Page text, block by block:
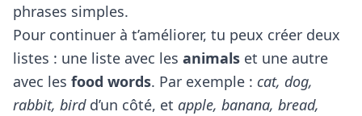
phrases simples.
Pour continuer à t’améliorer, tu peux créer deux
listes : une liste avec les animals et une autre
avec les food words. Par exemple : cat, dog,
rabbit, birdd’un côté, et apple, banana, bread,